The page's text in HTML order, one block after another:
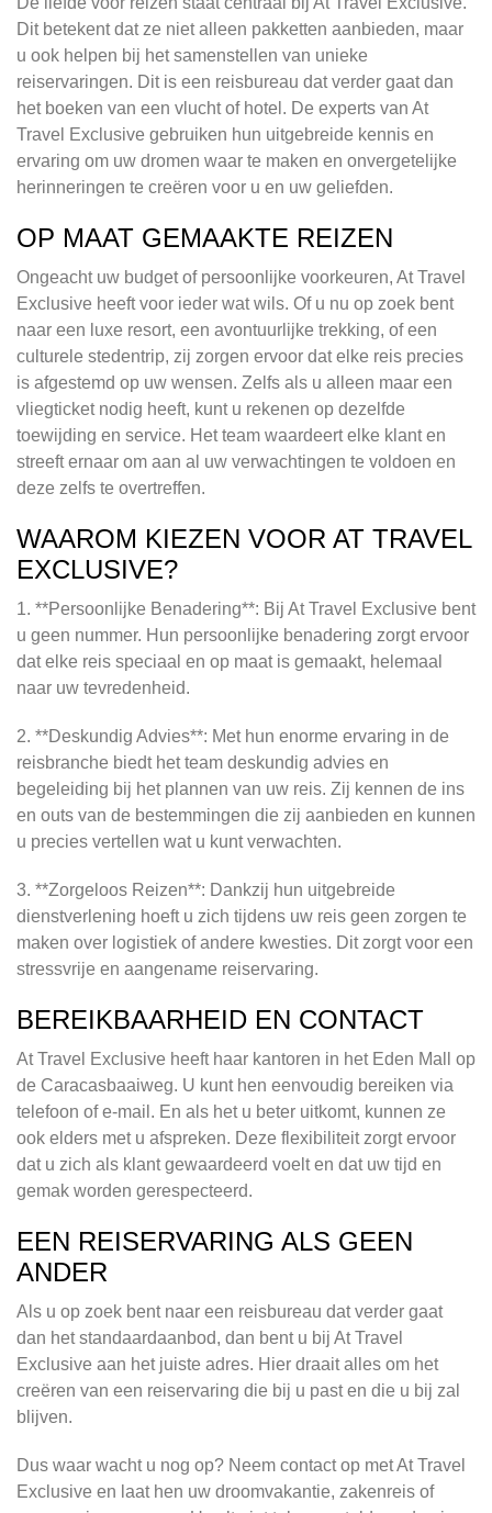
Dit betekent dat ze niet alleen pakketten aanbieden, maar
u ook helpen bij het samenstellen van unieke
reiservaringen. Dit is een reisbureau dat verder gaat dan
het boeken van een vlucht of hotel. De experts van At
Travel Exclusive gebruiken hun uitgebreide kennis en
ervaring om uw dromen waar te maken en onvergetelijke
herinneringen te creëren voor u en uw geliefden.
OP MAAT GEMAAKTE REIZEN
Ongeacht uw budget of persoonlijke voorkeuren, At Travel
Exclusive heeft voor ieder wat wils. Of u nu op zoek bent
naar een luxe resort, een avontuurlijke trekking, of een
culturele stedentrip, zij zorgen ervoor dat elke reis precies
is afgestemd op uw wensen. Zelfs als u alleen maar een
vliegticket nodig heeft, kunt u rekenen op dezelfde
toewijding en service. Het team waardeert elke klant en
streeft ernaar om aan al uw verwachtingen te voldoen en
deze zelfs te overtreffen.
WAAROM KIEZEN VOOR AT TRAVEL
EXCLUSIVE?
1. **Persoonlijke Benadering**: Bij At Travel Exclusive bent
u geen nummer. Hun persoonlijke benadering zorgt ervoor
dat elke reis speciaal en op maat is gemaakt, helemaal
naar uw tevredenheid.
2. **Deskundig Advies**: Met hun enorme ervaring in de
reisbranche biedt het team deskundig advies en
begeleiding bij het plannen van uw reis. Zij kennen de ins
en outs van de bestemmingen die zij aanbieden en kunnen
u precies vertellen wat u kunt verwachten.
3. **Zorgeloos Reizen**: Dankzij hun uitgebreide
dienstverlening hoeft u zich tijdens uw reis geen zorgen te
maken over logistiek of andere kwesties. Dit zorgt voor een
stressvrije en aangename reiservaring.
BEREIKBAARHEID EN CONTACT
At Travel Exclusive heeft haar kantoren in het Eden Mall op
de Caracasbaaiweg. U kunt hen eenvoudig bereiken via
telefoon of e-mail. En als het u beter uitkomt, kunnen ze
ook elders met u afspreken. Deze flexibiliteit zorgt ervoor
dat u zich als klant gewaardeerd voelt en dat uw tijd en
gemak worden gerespecteerd.
EEN REISERVARING ALS GEEN
ANDER
Als u op zoek bent naar een reisbureau dat verder gaat
dan het standaardaanbod, dan bent u bij At Travel
Exclusive aan het juiste adres. Hier draait alles om het
creëren van een reiservaring die bij u past en die u bij zal
blijven.
Dus waar wacht u nog op? Neem contact op met At Travel
Exclusive en laat hen uw droomvakantie, zakenreis of